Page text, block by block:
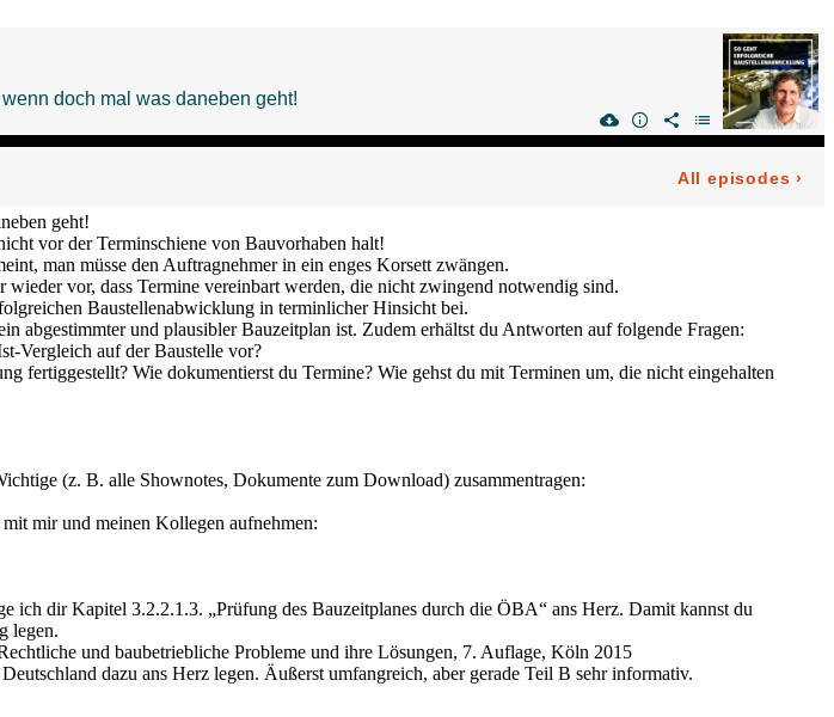
geht!
vor der Terminschiene von Bauvorhaben halt!
man müsse den Auftragnehmer in ein enges Korsett zwängen.
vor, dass Termine vereinbart werden, die nicht zwingend notwendig sind.
Baustellenabwicklung in terminlicher Hinsicht bei.
abgestimmter und plausibler Bauzeitplan ist. Zudem erhältst du Antworten auf folgende Fragen:
Vergleich auf der Baustelle vor?
fertiggestellt? Wie dokumentierst du Termine? Wie gehst du mit Terminen um, die nicht eingehalten
(z. B. alle Shownotes, Dokumente zum Download) zusammentragen:
mir und meinen Kollegen aufnehmen:
ich dir Kapitel 3.2.2.1.3. „Prüfung des Bauzeitplanes durch die ÖBA“ ans Herz. Damit kannst du
legen.
und baubetriebliche Probleme und ihre Lösungen, 7. Auflage, Köln 2015
dazu ans Herz legen. Äußerst umfangreich, aber gerade Teil B sehr informativ.